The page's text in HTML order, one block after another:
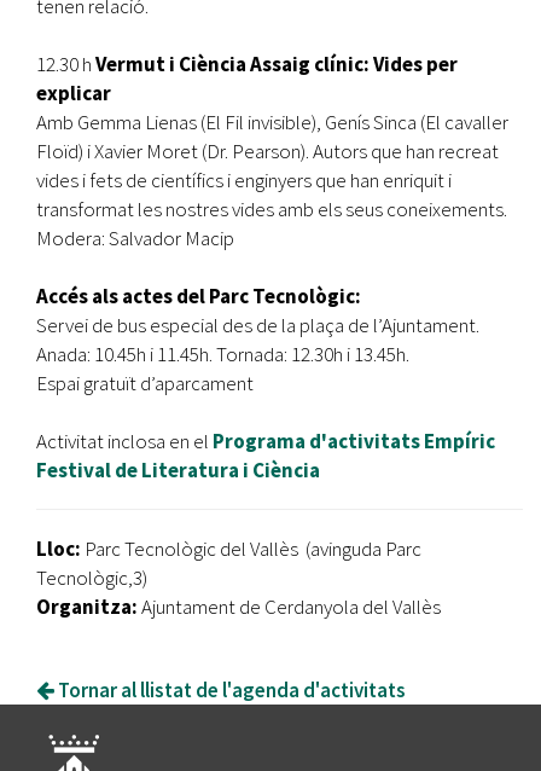
tenen relació.
12.30 hVermut i Ciència Assaig clínic: Vides per
explicar
Amb Gemma Lienas (El Fil invisible), Genís Sinca (El cavaller
Floïd) i Xavier Moret (Dr. Pearson). Autors que han recreat
vides i fets de científics i enginyers que han enriquit i
transformat les nostres vides amb els seus coneixements.
Modera: Salvador Macip
Accés als actes del Parc Tecnològic:
Servei de bus especial des de la plaça de l’Ajuntament.
Anada: 10.45h i 11.45h. Tornada: 12.30h i 13.45h.
Espai gratuït d’aparcament
Activitat inclosa en el Programa d'activitats Empíric
Festival de Literatura i Ciència
Lloc: Parc Tecnològic del Vallès (avinguda Parc
Tecnològic,3)
Organitza:Ajuntament de Cerdanyola del Vallès
Tornar al llistat de l'agenda d'activitats